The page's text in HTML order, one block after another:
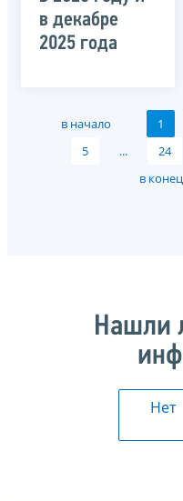
в декабре
2025 года
в начало 1
5
...
24
в конец
Нашли
Нет